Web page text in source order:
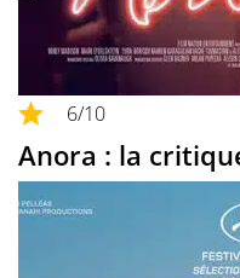
6/10
Anora : la